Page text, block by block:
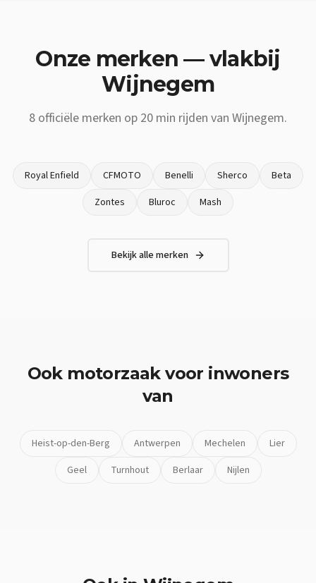
Onze merken — vlakbij
Wijnegem
8 officiële merken op 20 min rijden van Wijnegem.
Royal Enfield CFMOTO Benelli Sherco
Beta
Zontes
Bluroc Mash
Bekijk alle merken
Ook motorzaakvoor inwoners
van
Heist-op-den-Berg Antwerpen Mechelen
Lier
Geel
Turnhout Berlaar Nijlen